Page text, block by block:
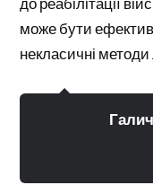
може бути
некласичні методи